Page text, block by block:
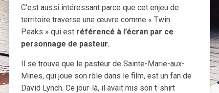
C’est aussi intéressant parce que cet enjeu de
territoire traverse une œuvre comme « Twin
Peaks » qui est référencé à l’écran par ce
personnage de pasteur.
Il se trouve que le pasteur de Sainte-Marie-aux-
Mines, qui joue son rôle dans le film, est un fan de
David Lynch. Ce jour-là, il avait mis son t-shirt